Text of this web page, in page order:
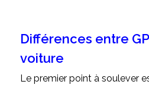
Différences entre
voiture
Le premier point à soulever